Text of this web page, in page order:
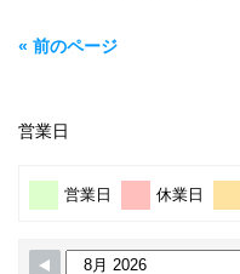
« 前のページ
営業日
営業日 休業日